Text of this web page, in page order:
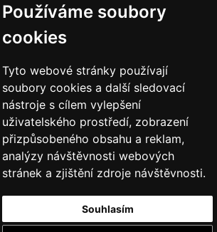
Používáme soubory
cookies
Tyto webové stránky používají
soubory cookies a další sledovací
nástroje s cílem vylepšení
uživatelského prostředí, zobrazení
přizpůsobeného obsahu a reklam,
analýzy návštěvnosti webových
stránek a zjištění zdroje návštěvnosti.
Souhlasím